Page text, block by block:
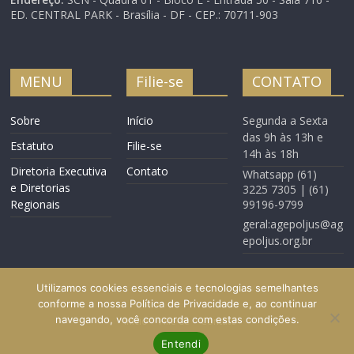
ED. CENTRAL PARK - Brasília - DF - CEP.: 70711-903
MENU
Sobre
Estatuto
Diretoria Executiva
e Diretorias
Regionais
Filie-se
Início
Filie-se
Contato
CONTATO
Segunda a Sexta
das 9h às 13h e
14h às 18h
Whatsapp (61)
3225 7305 | (61)
99196-9799
geral:agepoljus@ag
epoljus.org.br
Início Filie-se Contato
Utilizamos cookies essenciais e tecnologias semelhantes
conforme a nossa Política de Privacidade e, ao continuar
navegando, você concorda com estas condições.
Entendi